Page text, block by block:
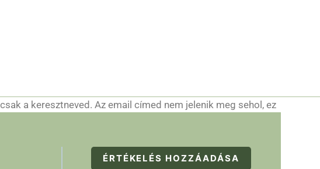
a keresztneved. Az email címed nem jelenik meg sehol, ez
ÉRTÉKELÉS HOZZÁADÁSA